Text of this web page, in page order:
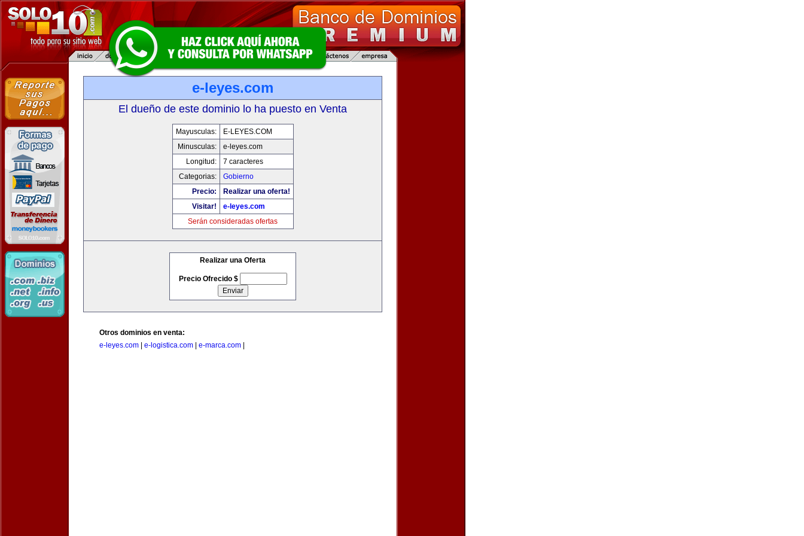
e-leyes.com
El dueño de este dominio lo ha puesto en Venta
Mayusculas:
E-LEYES.COM
Minusculas:
e-leyes.com
Longitud:
7 caracteres
Categorias:
Gobierno
Precio:
Realizar una oferta!
Visitar!
e-leyes.com
Serán consideradas ofertas
Realizar una Oferta
Precio Ofrecido $
Otros dominios en venta:
e-leyes.com
e-logistica.com e-marca.com